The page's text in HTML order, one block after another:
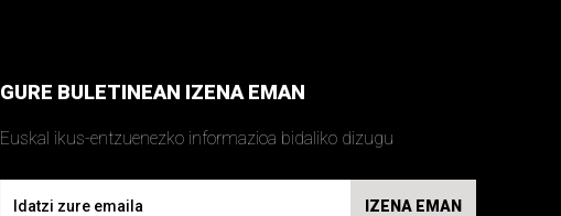
GURE BULETINEAN IZENA EMAN
Euskal ikus-entzuenezko informazioa bidaliko dizugu
IZENA EMAN